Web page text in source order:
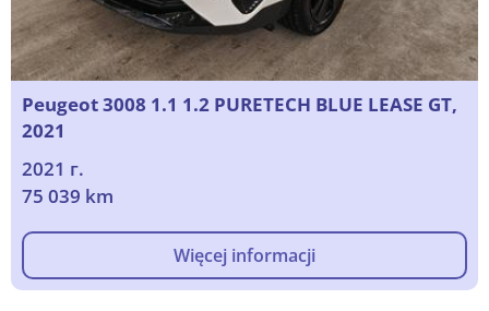
Peugeot 3008 1.1 1.2 PURETECH BLUE LEASE GT,
2021
2021 г.
75 039 km
Więcej informacji